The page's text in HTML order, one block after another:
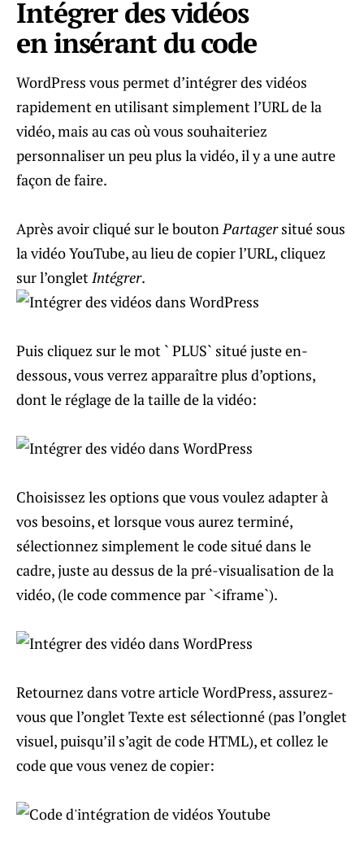
Intégrer des vidéos
en insérant du code
WordPress vous permet d’intégrer des vidéos
rapidement en utilisant simplement l’URL de la
vidéo, mais au cas où vous souhaiteriez
personnaliser un peu plus la vidéo, il y a une autre
façon de faire.
Après avoir cliqué sur le bouton Partagersitué sous
la vidéo YouTube, au lieu de copier l’URL, cliquez
sur l’onglet Intégrer.
Puis cliquez sur le mot ` PLUS` situé juste en-
dessous, vous verrez apparaître plus d’options,
dont le réglage de la taille de la vidéo:
Choisissez les options que vous voulez adapter à
vos besoins, et lorsque vous aurez terminé,
sélectionnez simplement le code situé dans le
cadre, juste au dessus de la pré-visualisation de la
vidéo, (le code commence par `<iframe`).
Retournez dans votre article WordPress, assurez-
vous que l’onglet Texte est sélectionné (pas l’onglet
visuel, puisqu’il s’agit de code HTML), et collez le
code que vous venez de copier: